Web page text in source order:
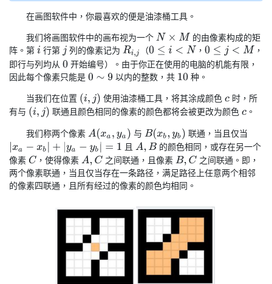
在画图软件中，你最喜欢的便是油漆桶工具。
我们将画图软件中的画布视为一个 N× M
的由像素构成的矩
阵。第 i 行第 j 列的像素记为 Ri,j （0≤i< N ， 0≤j< M
，
即行与列均从 0开始编号）。由于你正在使用的电脑的机能有限，
因此每个像素只能是 0 ∼9 以内的整数，共 10 种。
当我们在位置 (i,j) 使用油漆桶工具，将其涂成颜色c时，所
有与 (i,j) 联通且颜色相同的像素的颜色都将会被更改为颜色c。
我们称两个像素 A(xa,ya) 与 B(xb,y b)
联通，当且仅当
xa −xb|+ ya− yb| =1 且 A,B
的颜色相同，或存在另一个
像素 C ，使得像素 A,C 之间联通，且像素 B,C
之间联通。即，
两个像素联通，当且仅当存在一条路径，满足路径上任意两个相邻
的像素四联通，且所有经过的像素的颜色均相同。